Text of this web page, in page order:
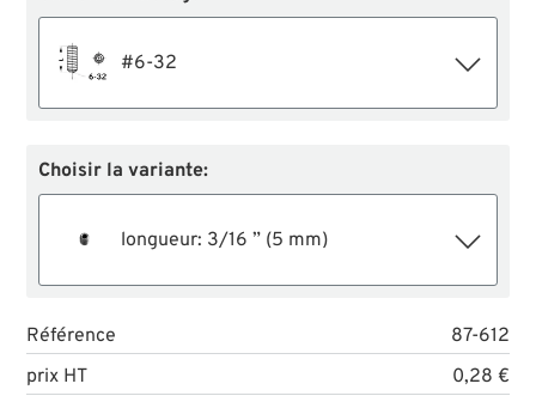
#6-32
Choisir la variante:
longueur: 3/16 ” (5 mm)
Référence
87-612
prix HT
0,28 €